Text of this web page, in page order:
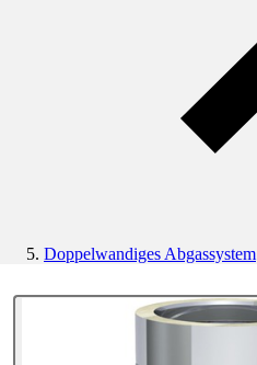
Doppelwandiges Abgassystem